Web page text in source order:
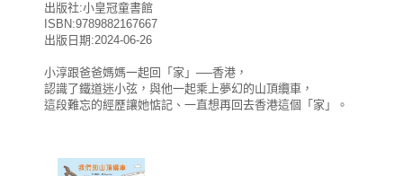
出版社:小皇冠童書館
ISBN:9789882167667
出版日期:2024-06-26
小淳跟爸爸媽媽一起回「家」──香港，
認識了鐵道迷小弦，與他一起乘上夢幻的山頂纜車，
這段難忘的經歷讓她惦記、一直想再回去香港這個「家」。